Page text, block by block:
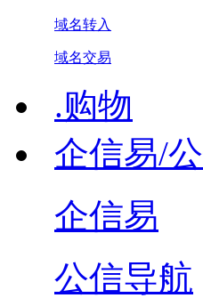
域名转入
域名交易
.购物
企信易/
企信易
公信导航